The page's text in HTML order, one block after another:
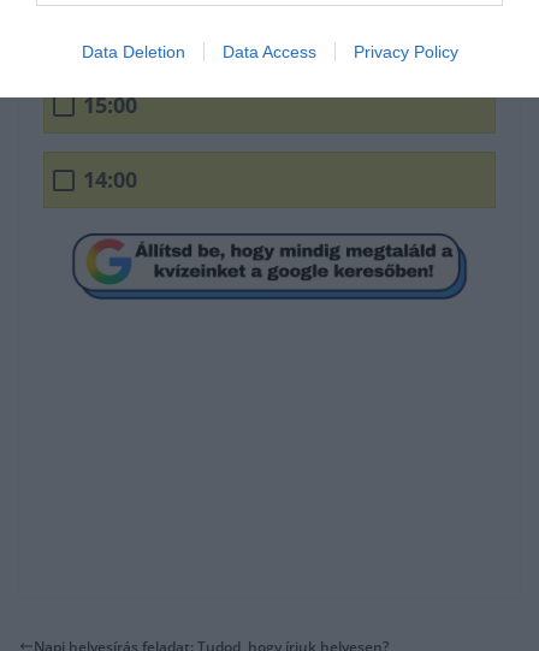
Data Deletion Data Access Privacy Policy
15:00
14:00
Napi helyesírás feladat: Tudod, hogy írjuk helyesen?